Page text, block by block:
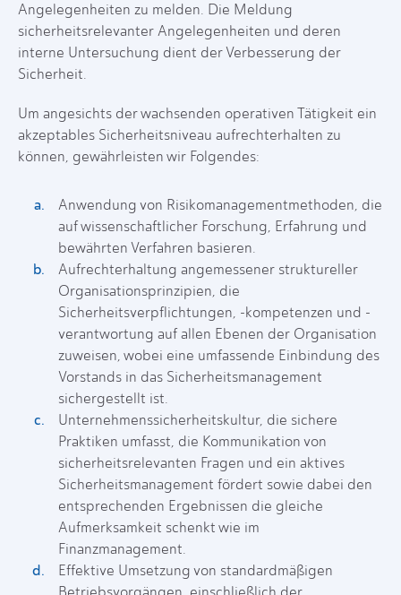
Angelegenheiten zu melden. Die Meldung
sicherheitsrelevanter Angelegenheiten und deren
interne Untersuchung dient der Verbesserung der
Sicherheit.
Um angesichts der wachsenden operativen Tätigkeit ein
akzeptables Sicherheitsniveau aufrechterhalten zu
können, gewährleisten wir Folgendes:
Anwendung von Risikomanagementmethoden, die
auf wissenschaftlicher Forschung, Erfahrung und
bewährten Verfahren basieren.
Aufrechterhaltung angemessener struktureller
Organisationsprinzipien, die
Sicherheitsverpflichtungen, -kompetenzen und -
verantwortung auf allen Ebenen der Organisation
zuweisen, wobei eine umfassende Einbindung des
Vorstands in das Sicherheitsmanagement
sichergestellt ist.
Unternehmenssicherheitskultur, die sichere
Praktiken umfasst, die Kommunikation von
sicherheitsrelevanten Fragen und ein aktives
Sicherheitsmanagement fördert sowie dabei den
entsprechenden Ergebnissen die gleiche
Aufmerksamkeit schenkt wie im
Finanzmanagement.
Effektive Umsetzung von standardmäßigen